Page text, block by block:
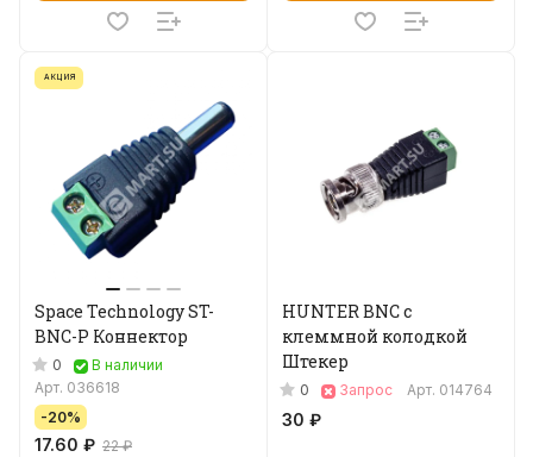
АКЦИЯ
Space Technology ST-
BNC-P Коннектор
0
В наличии
Арт. 036618
-20%
17.60 ₽ 22 ₽
HUNTER BNC с
клеммной колодкой
Штекер
0 Запрос Арт. 014764
30 ₽